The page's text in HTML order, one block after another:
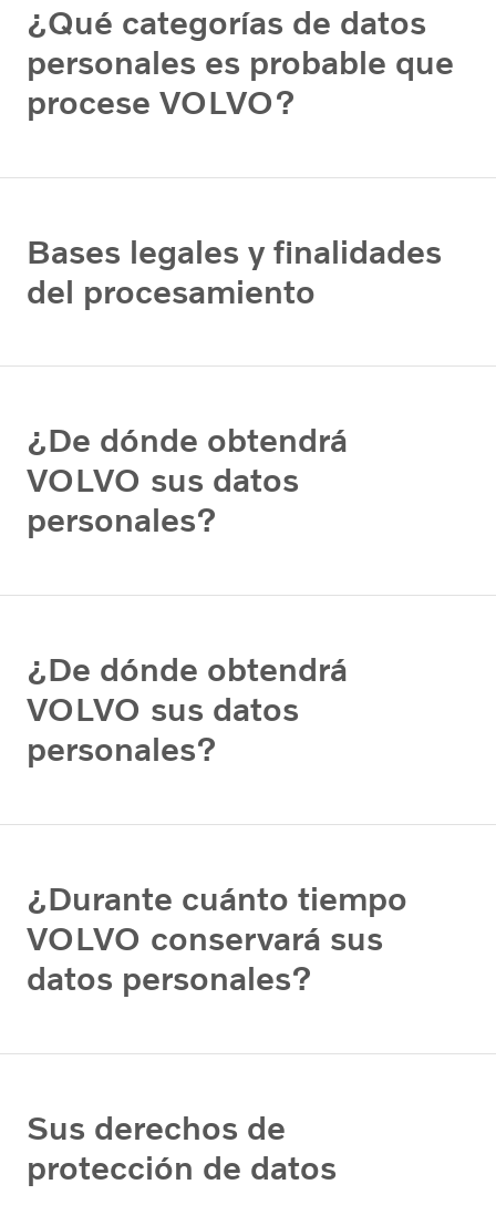
¿Qué categorías de datos
personales es probable que
procese VOLVO?
Bases legales y finalidades
del procesamiento
¿De dónde obtendrá
VOLVO sus datos
personales?
¿De dónde obtendrá
VOLVO sus datos
personales?
¿Durante cuánto tiempo
VOLVO conservará sus
datos personales?
Sus derechos de
protección de datos